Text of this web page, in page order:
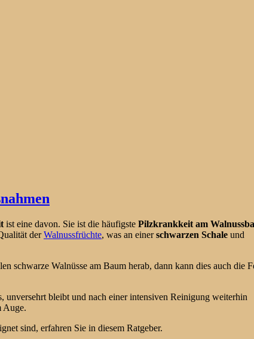
ist eine davon. Sie ist die häufigste Pilzkrankkeit am
derWalnussfrüchte, was an einerschwarzen Schale und
schwarze Walnüsse am Baum herab, dann kann dies auch die
unversehrt bleibt und nach einer intensiven Reinigung weiterhin
Auge.
sind, erfahren Sie in diesem Ratgeber.